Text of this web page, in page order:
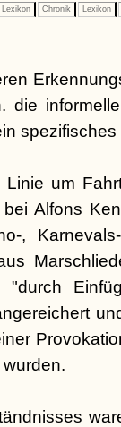
Lexikon Chronik Lexikon
die
um
Alfons
,